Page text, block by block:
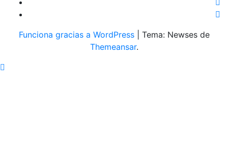
Funciona gracias a WordPress
Tema: Newses de
Themeansar.